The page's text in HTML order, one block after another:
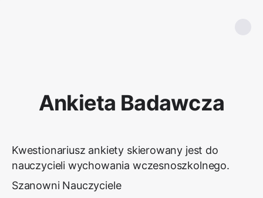
Ankieta Badawcza
Kwestionariusz ankiety skierowany jest do
nauczycieli wychowania wczesnoszkolnego.
Szanowni Nauczyciele